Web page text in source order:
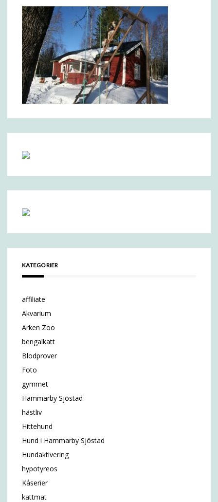
KATEGORIER
affiliate
Akvarium
Arken Zoo
bengalkatt
Blodprover
Foto
gymmet
Hammarby Sjöstad
hästliv
Hittehund
Hund i Hammarby Sjöstad
Hundaktivering
hypotyreos
Kåserier
kattmat